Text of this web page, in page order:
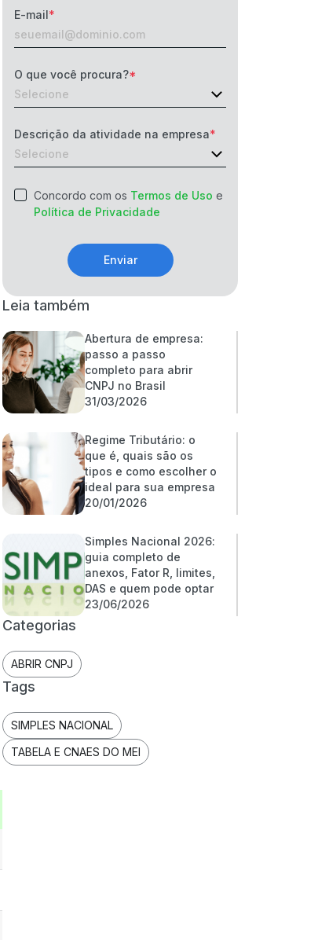
E-mail
O que você procura?
Descrição da atividade na empresa
Concordo com os Termos de Uso e
Política de Privacidade
Enviar
Leia também
Abertura de empresa:
passo a passo
completo para abrir
CNPJ no Brasil
31/03/2026
Regime Tributário: o
que é, quais são os
tipos e como escolher o
ideal para sua empresa
20/01/2026
Simples Nacional 2026:
guia completo de
anexos, Fator R, limites,
DAS e quem pode optar
23/06/2026
Categorias
ABRIR CNPJ
Tags
SIMPLES NACIONAL
TABELA E CNAES DO MEI